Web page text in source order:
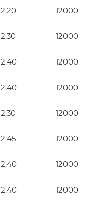
2.20 12000
2.30 12000
2.40 12000
2.40 12000
2.30 12000
2.45 12000
2.40 12000
2.40 12000